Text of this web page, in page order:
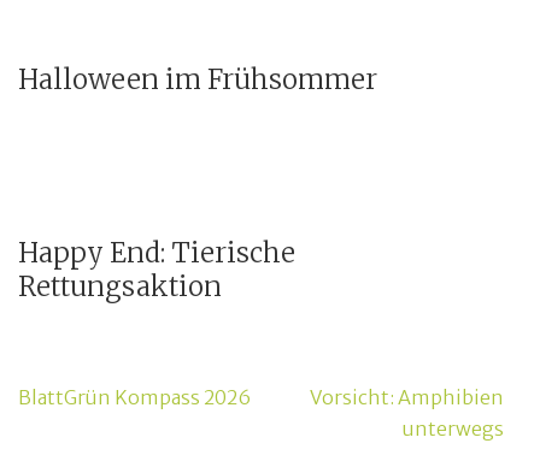
Halloween im Frühsommer
Happy End: Tierische
Rettungsaktion
Beitragsnavigation
BlattGrün Kompass 2026
Vorsicht: Amphibien
unterwegs